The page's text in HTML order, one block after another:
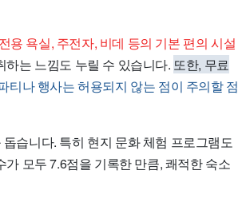
용 욕실, 주전자, 비데 등의 기본 편의 시설
는 느낌도 누릴 수 있습니다. 또한, 무료
티나 행사는 허용되지 않는 점이 주의할 점
습니다. 특히 현지 문화 체험 프로그램도
모두 7.6점을 기록한 만큼, 쾌적한 숙소